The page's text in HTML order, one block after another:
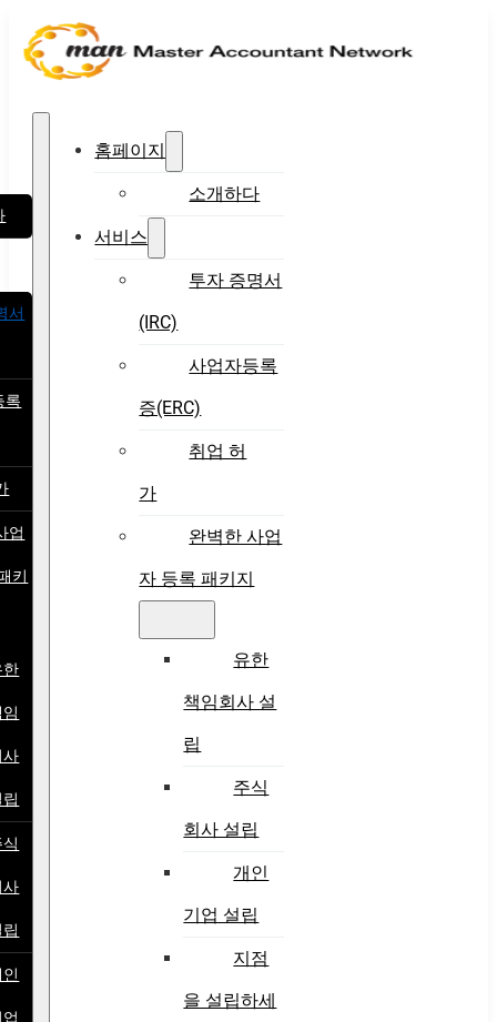
서
록
업
키
한
사
사
홈페이지
소개하다
서비스
투자 증명서
(IRC)
사업자등록
증(ERC)
취업 허
가
완벽한 사업
자 등록 패키지
유한
책임회사 설
립
주식
회사 설립
개인
기업 설립
지점
을 설립하세